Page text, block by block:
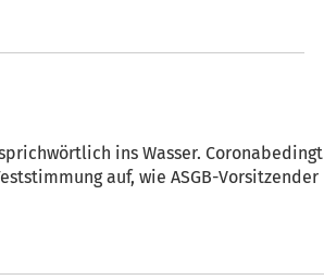
ins Wasser. Coronabedingt
auf, wie ASGB-Vorsitzender